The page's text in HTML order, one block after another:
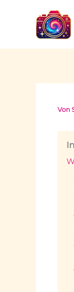
springen
Von